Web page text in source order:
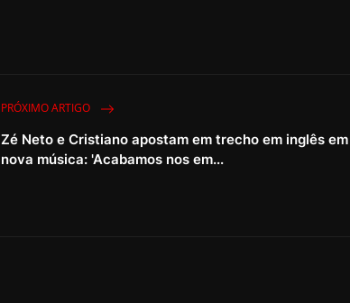
PRÓXIMO ARTIGO
Zé Neto e Cristiano apostam em trecho em inglês em
nova música: 'Acabamos nos em...